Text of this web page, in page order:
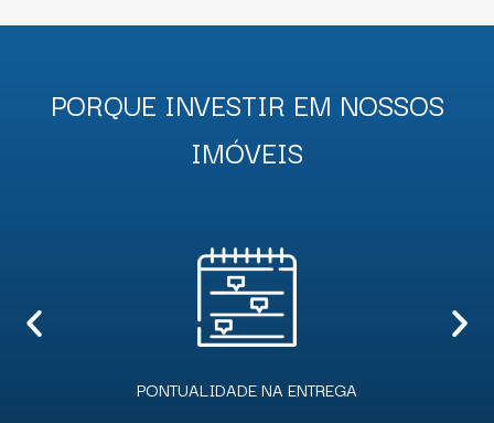
PORQUE INVESTIR EM NOSSOS
IMÓVEIS
EQUIPE EXPERIENTE E QUALIFICADA